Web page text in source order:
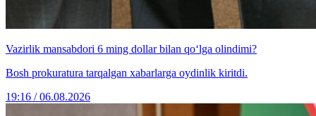
Vazirlik mansabdori 6 ming dollar bilan qo‘lga olindimi?
Bosh prokuratura tarqalgan xabarlarga oydinlik kiritdi.
19:16 / 06.08.2026